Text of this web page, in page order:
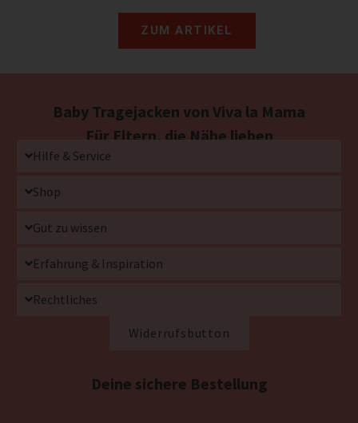
ZUM ARTIKEL
Baby Tragejacken von Viva la Mama
Für Eltern, die Nähe lieben
Hilfe & Service
Shop
Gut zu wissen
Erfahrung & Inspiration
Rechtliches
Widerrufsbutton
Deine sichere Bestellung